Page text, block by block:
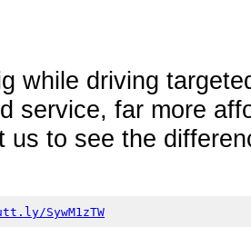
while driving
service, far more
us to see the
SywM1zTW